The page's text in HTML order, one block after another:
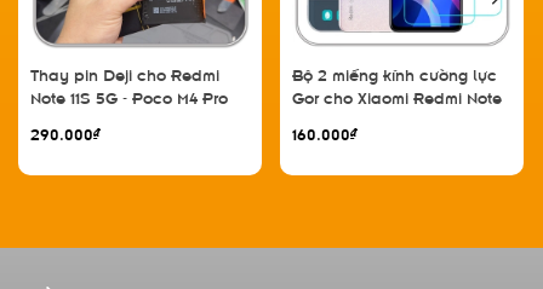
Thay pin Deji cho Redmi
Note 11S 5G - Poco M4 Pro
290.000₫
Bộ 2 miếng kính cường lực
Gor cho Xiaomi Redmi Note
160.000₫